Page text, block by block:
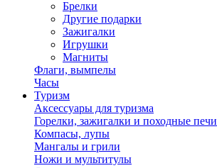
Брелки
Другие подарки
Зажигалки
Игрушки
Магниты
Флаги, вымпелы
Часы
Туризм
Аксессуары для туризма
Горелки, зажигалки и походные печи
Компасы, лупы
Мангалы и грили
Ножи и мультитулы